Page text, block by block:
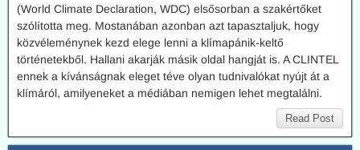
(World Climate Declaration, WDC) elsősorban a szakértőket
szólította meg. Mostanában azonban azt tapasztaljuk, hogy
közvéleménynek kezd elege lenni a klímapánik-keltő
történetekből. Hallani akarják másik oldal hangját is. A CLINTEL
ennek a kívánságnak eleget téve olyan tudnivalókat nyújt át a
klímáról, amilyeneket a médiában nemigen lehet megtalálni.
Read Post